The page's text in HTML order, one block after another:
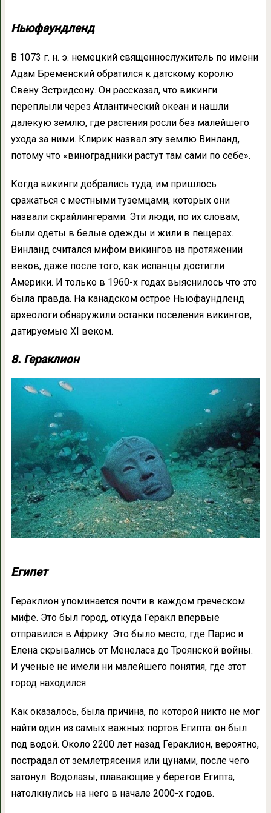
Ньюфаундленд
В 1073 г. н. э. немецкий священнослужитель по имени
Адам Бременский обратился к датскому королю
Свену Эстридсону. Он рассказал, что викинги
переплыли через Атлантический океан и нашли
далекую землю, где растения росли без малейшего
ухода за ними. Клирик назвал эту землю Винланд,
потому что «виноградники растут там сами по себе».
Когда викинги добрались туда, им пришлось
сражаться с местными туземцами, которых они
назвали скрайлингерами. Эти люди, по их словам,
были одеты в белые одежды и жили в пещерах.
Винланд считался мифом викингов на протяжении
веков, даже после того, как испанцы достигли
Америки. И только в 1960-х годах выяснилось что это
была правда. На канадском острое Ньюфаундленд
археологи обнаружили останки поселения викингов,
датируемые XI веком.
8. Гераклион
Египет
Гераклион упоминается почти в каждом греческом
мифе. Это был город, откуда Геракл впервые
отправился в Африку. Это было место, где Парис и
Елена скрывались от Менеласа до Троянской войны.
И ученые не имели ни малейшего понятия, где этот
город находился.
Как оказалось, была причина, по которой никто не мог
найти один из самых важных портов Египта: он был
под водой. Около 2200 лет назад Гераклион, вероятно,
пострадал от землетрясения или цунами, после чего
затонул. Водолазы, плавающие у берегов Египта,
натолкнулись на него в начале 2000-х годов.